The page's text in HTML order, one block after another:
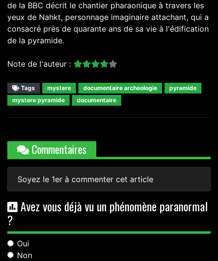
de la BBC décrit le chantier pharaonique à travers les
yeux de Nahkt, personnage imaginaire attachant, qui a
consacré près de quarante ans de sa vie à l'édification
de la pyramide.
Note de l'auteur :
Tags mystere documentaire archeologie
pyramide
mystere pyramide
documentaire
Commentaires
Soyez le 1er à commenter cet article
Avez vous déjà vu un phénomène paranormal
?
Oui
Non